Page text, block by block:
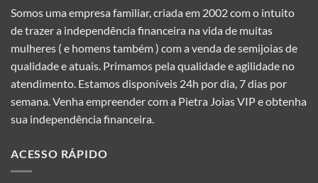
Somos uma empresa familiar, criada em 2002 com o intuito
de trazer a independência financeira na vida de muitas
mulheres ( e homens também ) com a venda de semijoias de
qualidade e atuais. Primamos pela qualidade e agilidade no
atendimento. Estamos disponíveis 24h por dia, 7 dias por
semana. Venha empreender com a Pietra Joias VIP e obtenha
sua independência financeira.
ACESSO RÁPIDO